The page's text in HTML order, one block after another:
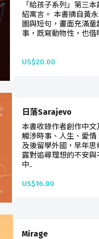
「給孩子系列」第三
紹寓言。 本書摘自黃
圖與短句，畫面充滿
事，既寫動物性，也借
US$20.00
日落Sarajevo
本書收錄作者創作中文
觸涉時事、人生、愛情
及後留學外國，早年
露對追尋理想的不安
中..
US$16.00
Mirage